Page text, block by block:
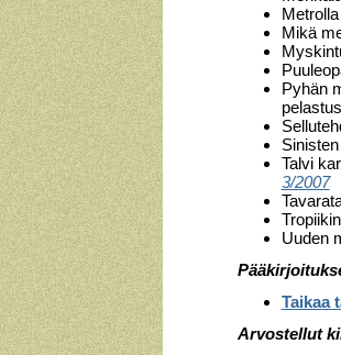
Mikä
Pyhän
Talvi
3/2007
Uuden
Taikaa
Arvostellut